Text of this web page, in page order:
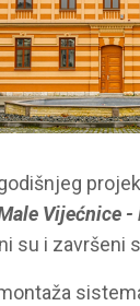
Vijećnice -
su i završeni